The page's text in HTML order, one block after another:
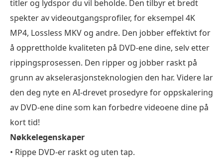
titler og lydspor du vil beholde. Den tilbyr et bredt
spekter av videoutgangsprofiler, for eksempel 4K
MP4, Lossless MKV og andre. Den jobber effektivt for
å opprettholde kvaliteten på DVD-ene dine, selv etter
rippingsprosessen. Den ripper og jobber raskt på
grunn av akselerasjonsteknologien den har. Videre lar
den deg nyte en AI-drevet prosedyre for oppskalering
av DVD-ene dine som kan forbedre videoene dine på
kort tid!
Nøkkelegenskaper
• Rippe DVD-er raskt og uten tap.